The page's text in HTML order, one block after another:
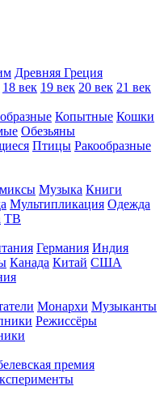
Древняя Греция
18 век 19 век 20 век 21 век
Копытные Кошки
Обезьяны
Птицы Ракообразные
Музыка Книги
Мультипликация Одежда
ТВ
Германия Индия
Канада Китай США
Монархи Музыканты
Режиссёры
премия